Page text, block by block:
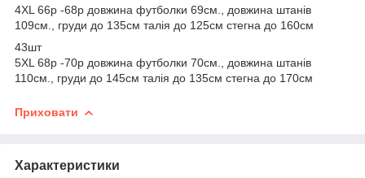
4XL 66р -68р довжина футболки 69см., довжина штанів
109см., груди до 135см талія до 125см стегна до 160см
43шт
5XL 68р -70р довжина футболки 70см., довжина штанів
110см., груди до 145см талія до 135см стегна до 170см
Приховати
Характеристики